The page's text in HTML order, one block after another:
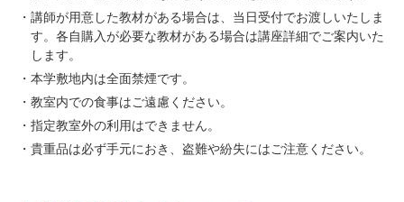
・講師が用意した教材がある場合は、当日受付でお渡しいたしま
す。各自購入が必要な教材がある場合は講座詳細でご案内いた
します。
・本学敷地内は全面禁煙です。
・教室内での食事はご遠慮ください。
・指定教室外の利用はできません。
・貴重品は必ず手元におき、盗難や紛失にはご注意ください。